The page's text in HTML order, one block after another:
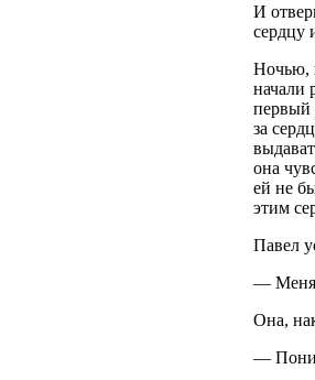
И
сердцу
Ночью,
начали
первый
за
она
ей не
этим
Павел
— Меня
Она,
—